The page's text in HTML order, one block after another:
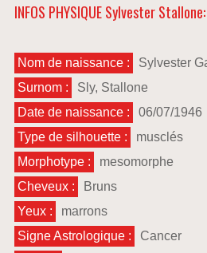
INFOS PHYSIQUE Sylvester Stallone:
Nom de naissance :
Sylvester
Surnom :
Sly, Stallone
Date de naissance :
06/07/1946
Type de silhouette :
musclés
Morphotype :
mesomorphe
Cheveux :
Bruns
Yeux :
marrons
Signe Astrologique :
Cancer